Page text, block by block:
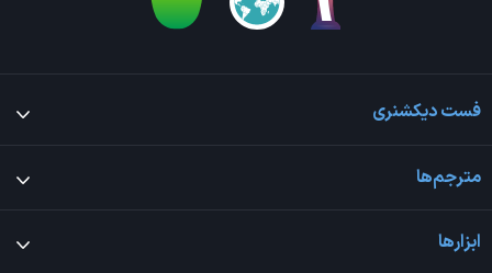
فست دیکشنری
مترجم‌ها
ابزارها